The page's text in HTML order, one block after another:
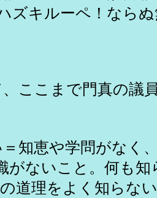
ズキルーペ！なら
ここまで門真の議
＝知恵や学問がなく
がないこと。何も
の道理をよく知らな